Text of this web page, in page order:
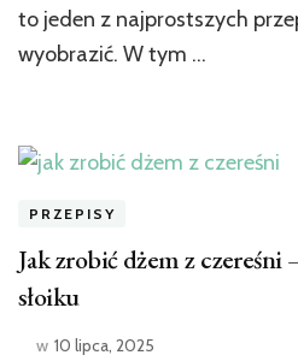
to jeden z najprostszych
wyobrazić. W tym …
PRZEPISY
Jak zrobić dżem z
słoiku
w 10 lipca, 2025